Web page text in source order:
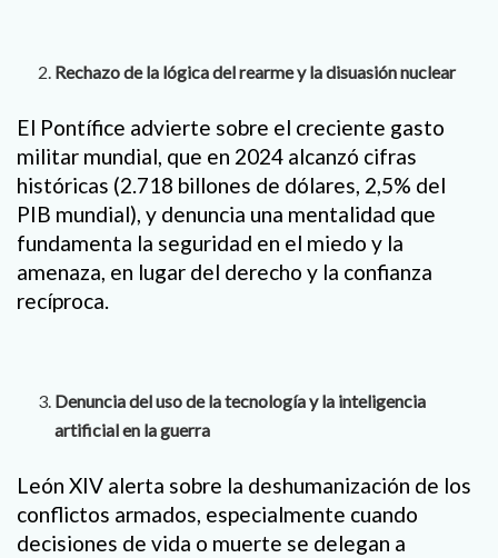
Rechazo de la lógica del rearme y la disuasión nuclear
El Pontífice advierte sobre el creciente gasto
militar mundial, que en 2024 alcanzó cifras
históricas (2.718 billones de dólares, 2,5% del
PIB mundial), y denuncia una mentalidad que
fundamenta la seguridad en el miedo y la
amenaza, en lugar del derecho y la confianza
recíproca.
Denuncia del uso de la tecnología y la inteligencia
artificial en la guerra
León XIV alerta sobre la deshumanización de los
conflictos armados, especialmente cuando
decisiones de vida o muerte se delegan a